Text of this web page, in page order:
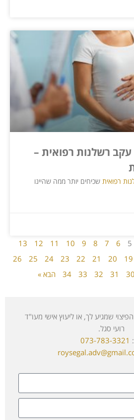
עקב רשלנות רפואית –
רפואית שכיחים יותר ממה שהיינו
5
6
7
8
9
10
11
12
13
19
20
21
22
23
24
25
26
30
31
32
33
34 הבא »
שמגיע לך, או ליעוץ אישי מעו"ד
רועי סגל.
073-783-3321